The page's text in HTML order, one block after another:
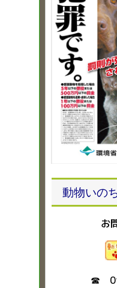
動物いの
お
☎